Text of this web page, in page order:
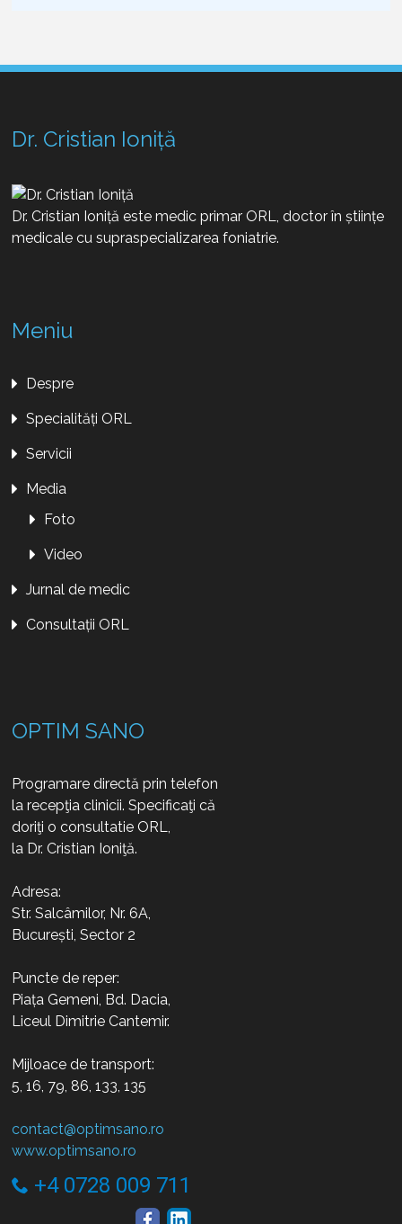
Dr. Cristian Ioniță
Dr. Cristian Ioniță este medic primar ORL, doctor în științe
medicale cu supraspecializarea foniatrie.
Meniu
Despre
Specialități ORL
Servicii
Media
Foto
Video
Jurnal de medic
Consultații ORL
OPTIM SANO
Programare directă prin telefon
la recepţia clinicii. Specificaţi că
doriţi o consultatie ORL,
la Dr. Cristian Ioniţă.
Adresa:
Str. Salcâmilor, Nr. 6A,
București, Sector 2
Puncte de reper:
Piața Gemeni, Bd. Dacia,
Liceul Dimitrie Cantemir.
Mijloace de transport:
5, 16, 79, 86, 133, 135
contact@optimsano.ro
www.optimsano.ro
+4 0728 009 711